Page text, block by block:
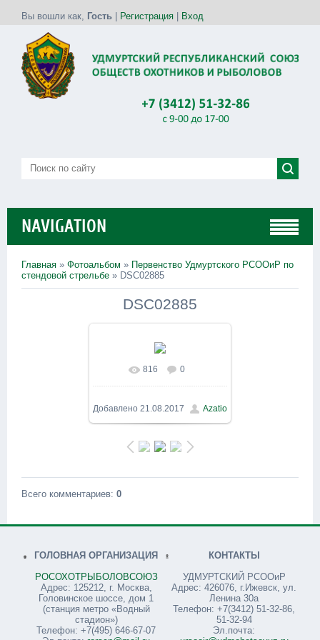
Вы вошли как, Гость Регистрация Вход
NAVIGATION
Главная » Фотоальбом » Первенство Удмуртского РСООиР по
стендовой стрельбе » DSC02885
DSC02885
В реальном размере
800x600/ 163.3Kb
816 0
Добавлено 21.08.2017 Azatio
Всего комментариев: 0
ГОЛОВНАЯ ОРГАНИЗАЦИЯ
РОСОХОТРЫБОЛОВСОЮЗ
Адрес: 125212, г. Москва,
Головинское шоссе, дом 1
(станция метро «Водный
стадион»)
Телефон: +7(495) 646-67-07
КОНТАКТЫ
УДМУРТСКИЙ РСООиР
Адрес: 426076, г.Ижевск, ул.
Ленина 30а
Телефон: +7(3412) 51-32-86,
51-32-94
Эл.почта: